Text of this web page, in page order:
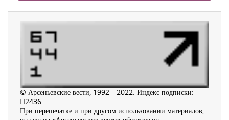
© Арсеньевские вести, 1992—2022. Индекс подписки:
П2436
При перепечатке и при другом использовании материалов,